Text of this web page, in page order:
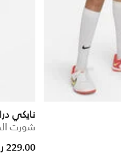
نايكي
شورت الجري 2 في 1 للرجال
229.00 ر.ق